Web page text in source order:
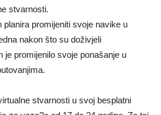
stvarnosti.
planira promijeniti svoje navike u
nakon što su doživjeli
je promijenilo svoje ponašanje u
stvarnosti u svoj besplatni